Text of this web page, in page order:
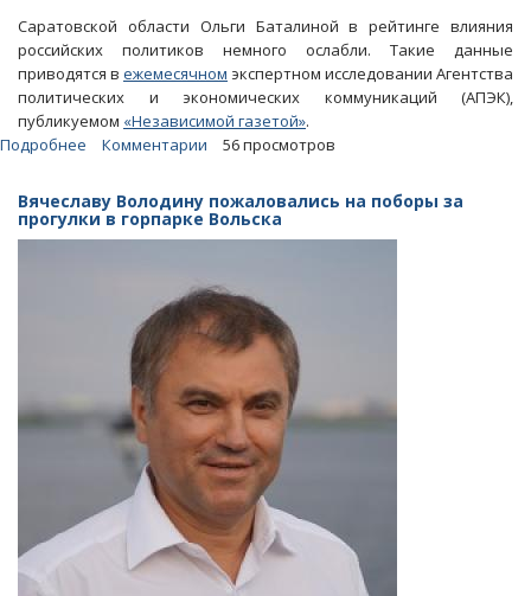
Саратовской области Ольги Баталиной в рейтинге влияния
российских политиков немного ослабли. Такие данные
приводятся в ежемесячном экспертном исследовании Агентства
политических и экономических коммуникаций (АПЭК),
публикуемом «Независимой газетой».
Подробнее
Баталина
сдала
позиции
российских
политиков
Комментарии 56 просмотров
Вячеславу Володину пожаловались на поборы за
прогулки в горпарке Вольска